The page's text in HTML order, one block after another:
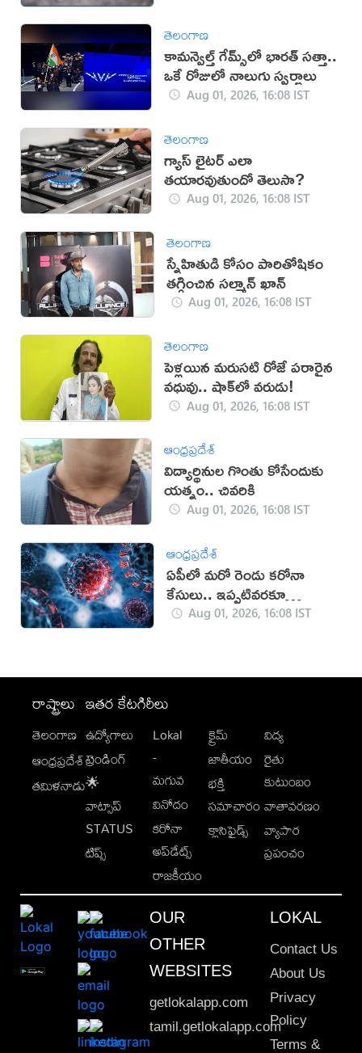
తెలంగాణ
కామన్వెల్త్ గేమ్స్‌లో భారత్‌ సత్తా..
ఒకే రోజులో నాలుగు స్వర్ణాలు
Aug 01, 2026, 16:08 IST
తెలంగాణ
గ్యాస్ లైటర్ ఎలా
తయారవుతుందో తెలుసా?
Aug 01, 2026, 16:08 IST
తెలంగాణ
స్నేహితుడి కోసం పారితోషికం
తగ్గించిన సల్మాన్ ఖాన్
Aug 01, 2026, 16:08 IST
తెలంగాణ
పెళ్లయిన మరుసటి రోజే పరారైన
వధువు.. షాక్‌లో వరుడు!
Aug 01, 2026, 16:08 IST
ఆంధ్రప్రదేశ్
విద్యార్థినుల గొంతు కోసేందుకు
యత్నం.. చివరికి
Aug 01, 2026, 16:08 IST
ఆంధ్రప్రదేశ్
ఏపీలో మరో రెండు కరోనా
కేసులు.. ఇప్పటివరకూ
ఎన్నంటే?
Aug 01, 2026, 16:08 IST
రాష్ట్రాలు
తెలంగాణ
ఆంధ్రప్రదేశ్
తమిళనాడు
ఇతర కేటగిరీలు
ఉద్యోగాలు
ట్రెండింగ్
🌟
వాట్సాప్
STATUS
టిప్స్
Lokal
-
మగువ
వినోదం
కరోనా
అప్‌డేట్స్
రాజకీయం
క్రైమ్
జాతీయం
భక్తి
సమాచారం
క్లాసిఫైడ్స్
విద్య
రైతు
కుటుంబం
వాతావరణం
వ్యాపార
ప్రపంచం
OUR
OTHER
WEBSITES
getlokalapp.com
tamil.getlokalapp.com
LOKAL
Contact Us
About Us
Privacy
Policy
Terms &